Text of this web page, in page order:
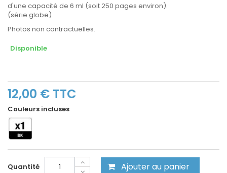
d'une capacité de 6 ml (soit 250 pages environ).
(série globe)
Photos non contractuelles.
Disponible
12,00 € TTC
Couleurs incluses
Quantité Ajouter au panier